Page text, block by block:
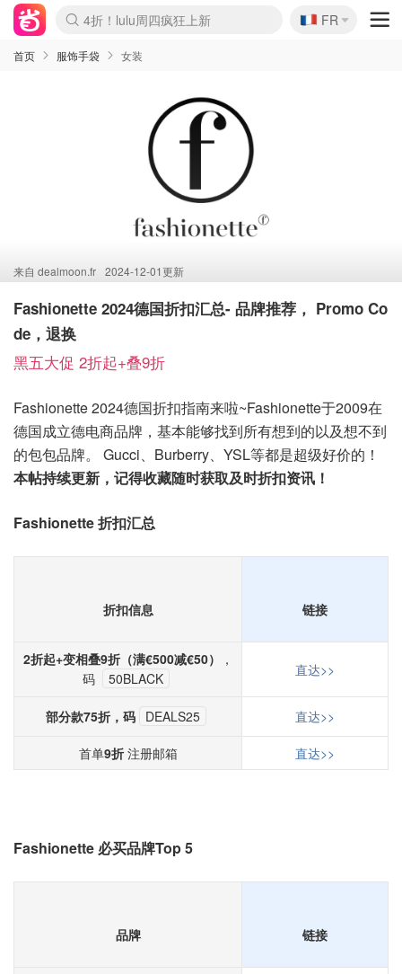
Boticinal 夏促开抢！
4折！lulu周四疯狂上新
还没结束！&OtherStories大促
Joybuy变相75折 随时失效
速领！Stanley独家85折
疑似霸哥！Camper额外叠85折
Zalando 奥莱闪促！每日更新
Moncler反季囤！5折起+叠9折
Coach Brooklyn仅€192
🇫🇷
FR
首页 服饰手袋 女装
来自 dealmoon.fr 2024-12-01更新
Fashionette 2024德国折扣汇总- 品牌推荐， Promo Co
de，退换
黑五大促 2折起+叠9折
Fashionette 2024德国折扣指南来啦~Fashionette于2009在
德国成立德电商品牌，基本能够找到所有想到的以及想不到
的包包品牌。 Gucci、Burberry、YSL等都是超级好价的！
本帖持续更新，记得收藏随时获取及时折扣资讯！
Fashionette 折扣汇总
折扣信息 链接
2折起+变相叠9折（满€500减€50）
，
码
50BLACK 直达>>
部分款75折，码 DEALS25 直达>>
首单9折 注册邮箱 直达>>
Fashionette 必买品牌Top 5
品牌 链接